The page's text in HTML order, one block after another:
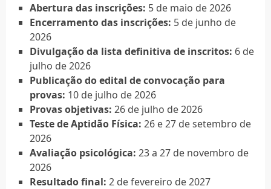
Abertura das inscrições: 5 de maio de 2026
Encerramento das inscrições: 5 de junho de
2026
Divulgação da lista definitiva de inscritos: 6 de
julho de 2026
Publicação do edital de convocação para
provas: 10 de julho de 2026
Provas objetivas: 26 de julho de 2026
Teste de Aptidão Física: 26 e 27 de setembro de
2026
Avaliação psicológica: 23 a 27 de novembro de
2026
Resultado final: 2 de fevereiro de 2027